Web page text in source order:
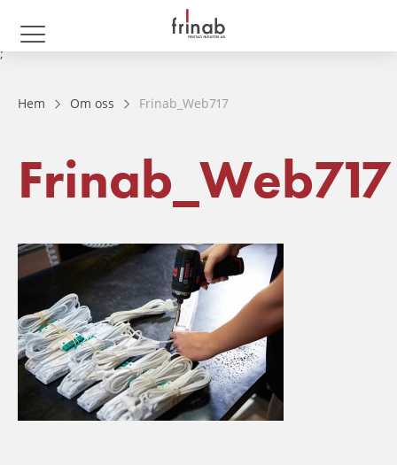
;
Hem Om oss Frinab_Web717
Frinab_Web717